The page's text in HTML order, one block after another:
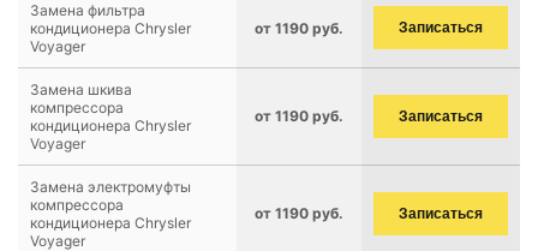
Замена фильтра
кондиционера Chrysler
Voyager
от 1190 руб. Записаться
Замена шкива
компрессора
кондиционера Chrysler
Voyager
от 1190 руб. Записаться
Замена электромуфты
компрессора
кондиционера Chrysler
Voyager
от 1190 руб. Записаться